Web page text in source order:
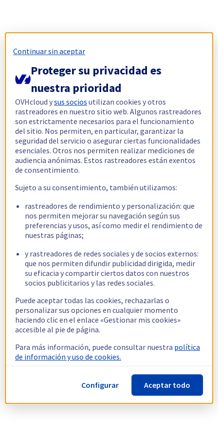
Continuar sin aceptar
Proteger su privacidad es
nuestra prioridad
OVHcloud ysus socios utilizan cookies y otros
rastreadores en nuestro sitio web. Algunos rastreadores
son estrictamente necesarios para el funcionamiento
del sitio. Nos permiten, en particular, garantizar la
seguridad del servicio o asegurar ciertas funcionalidades
esenciales. Otros nos permiten realizar mediciones de
audiencia anónimas. Estos rastreadores están exentos
de consentimiento.
Sujeto a su consentimiento, también utilizamos:
rastreadores de rendimiento y personalización: que
nos permiten mejorar su navegación según sus
preferencias y usos, así como medir el rendimiento de
nuestras páginas;
y rastreadores de redes sociales y de socios externos:
que nos permiten difundir publicidad dirigida, medir
su eficacia y compartir ciertos datos con nuestros
socios publicitarios y las redes sociales.
Puede aceptar todas las cookies, rechazarlas o
personalizar sus opciones en cualquier momento
haciendo clic en el enlace «Gestionar mis cookies»
accesible al pie de página.
Para más información, puede consultar nuestra política
de información y uso de cookies.
Configurar Aceptar todo